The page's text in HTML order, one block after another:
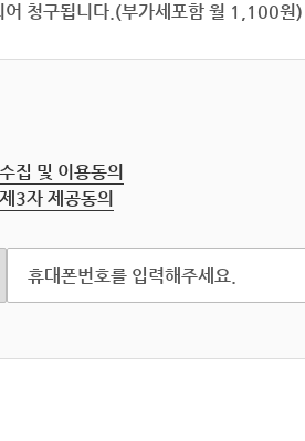
어 청구됩니다.(부가세포함 월 1,100원)
집 및 이용동의
3자 제공동의